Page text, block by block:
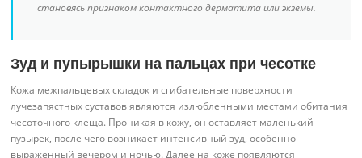
становясь признаком контактного дерматита или экземы.
Зуд и пупырышки на пальцах при чесотке
Кожа межпальцевых складок и сгибательные поверхности
лучезапястных суставов являются излюбленными местами обитания
чесоточного клеща. Проникая в кожу, он оставляет маленький
пузырек, после чего возникает интенсивный зуд, особенно
выраженный вечером и ночью. Далее на коже появляются